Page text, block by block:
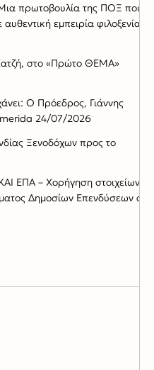
πρωτοβουλία της ΠΟΞ που
εμπειρία φιλοξενίας
Χατζή, στο «Πρώτο ΘΕΜΑ»
Ο Πρόεδρος, Γιάννης
24/07/2026
Ξενοδόχων προς το
ΕΠΑ – Χορήγηση στοιχείων
Δημοσίων Επενδύσεων ανά